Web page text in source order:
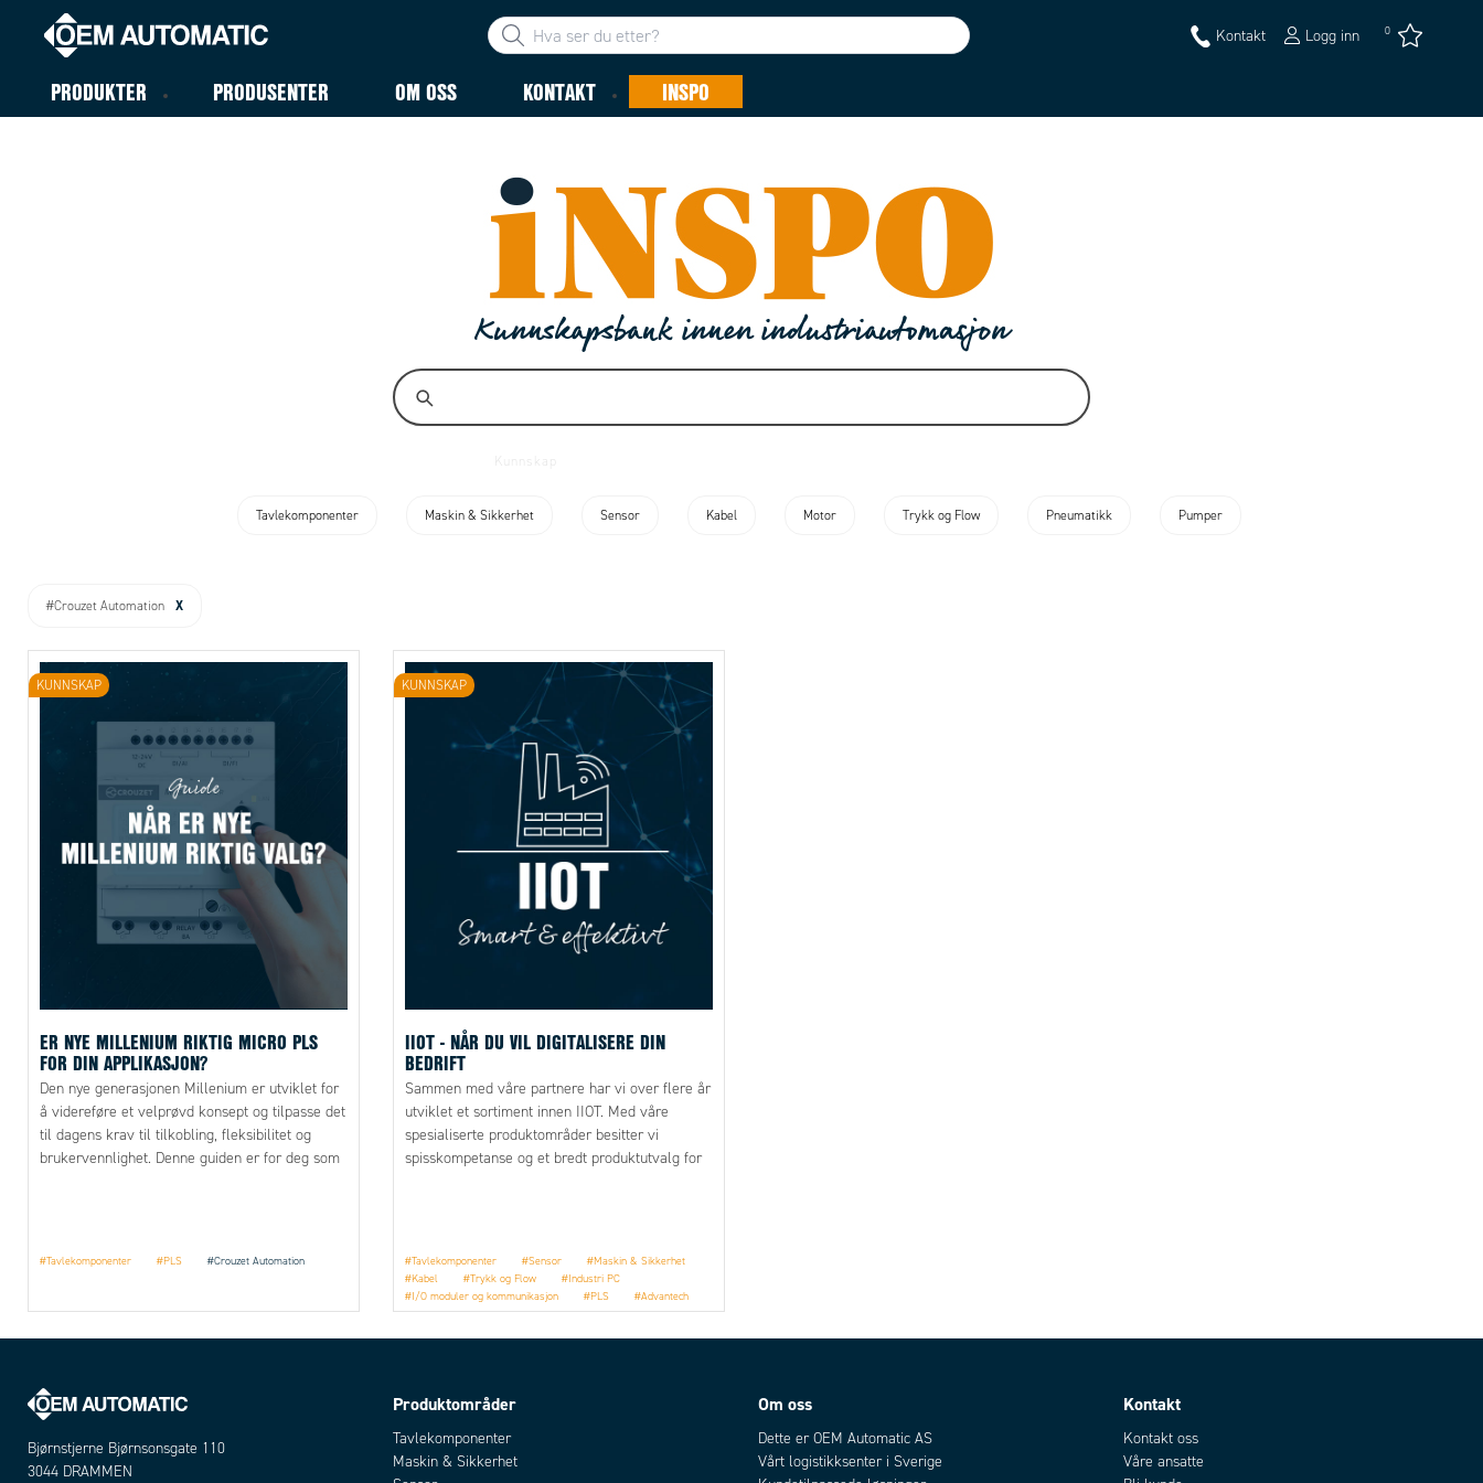
Kontakt Logg inn 0
PRODUKTER PRODUSENTER OM OSS KONTAKT INSPO
Kunnskapsbank innen industriautomasjon
Tavlekomponenter Maskin & Sikkerhet Sensor Kabel Motor Trykk og Flow Pneumatikk Pumper
#Crouzet Automation X
ER NYE MILLENIUM RIKTIG MICRO PLS
FOR DIN APPLIKASJON?
Den nye generasjonen Millenium er utviklet for
å videreføre et velprøvd konsept og tilpasse det
til dagens krav til tilkobling, fleksibilitet og
brukervennlighet. Denne guiden er for deg som
#Tavlekomponenter #PLS #Crouzet Automation
KUNNSKAP
IIOT - NÅR DU VIL DIGITALISERE DIN
BEDRIFT
Sammen med våre partnere har vi over flere år
utviklet et sortiment innen IIOT. Med våre
spesialiserte produktområder besitter vi
spisskompetanse og et bredt produktutvalg for
#Tavlekomponenter #Sensor
#Maskin & Sikkerhet
#Kabel
#Trykk og Flow
#Industri PC
#I/O moduler og kommunikasjon
#PLS
#Advantech
#Crouzet Automation
#Comatreleco
#Harting
KUNNSKAP
Bjørnstjerne Bjørnsonsgate 110
3044 DRAMMEN
Produktområder
Tavlekomponenter
Maskin & Sikkerhet
Om oss
Dette er OEM Automatic AS
Vårt logistikksenter i Sverige
Kontakt
Kontakt oss
Våre ansatte